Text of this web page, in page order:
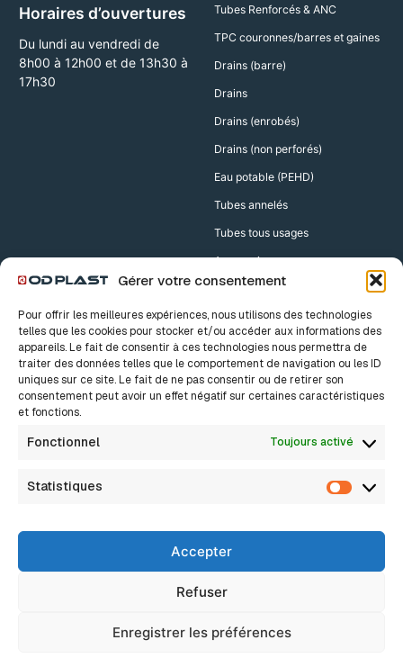
Gérer votre consentement
Pour offrir les meilleures expériences, nous utilisons des technologies
telles que les cookies pour stocker et/ou accéder aux informations des
appareils. Le fait de consentir à ces technologies nous permettra de
traiter des données telles que le comportement de navigation ou les ID
uniques sur ce site. Le fait de ne pas consentir ou de retirer son
consentement peut avoir un effet négatif sur certaines caractéristiques
et fonctions.
Fonctionnel Toujours activé
Statistiques
Accepter
Refuser
Enregistrer les préférences
Horaires d’ouvertures
Du lundi au vendredi de
8h00 à 12h00 et de 13h30 à
17h30
Tubes Renforcés & ANC
TPC couronnes/barres et gaines
Drains (barre)
Drains
Drains (enrobés)
Drains (non perforés)
Eau potable (PEHD)
Tubes annelés
Tubes tous usages
Accessoires
Accessoires Drains
Accessoires TPC
Nos solutions
Bâtiment
Industrie
Assainissement Non Collectif
A propos
Innovation, c’est sacré
Nos métiers